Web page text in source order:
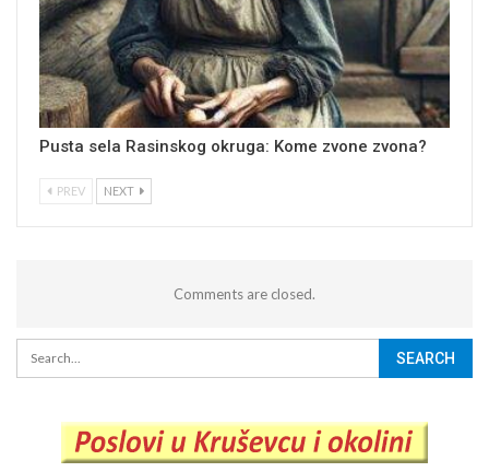
Pusta sela Rasinskog okruga: Kome zvone zvona?
PREV NEXT
Comments are closed.